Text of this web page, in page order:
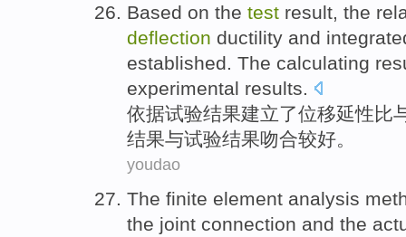
Based on the test result, the
deflection ductility and
established. The calculating
experimental results.
依据试验结果建立了位移延性比
结果与试验结果吻合较好。
youdao
The finite element analysis
the joint connection and the